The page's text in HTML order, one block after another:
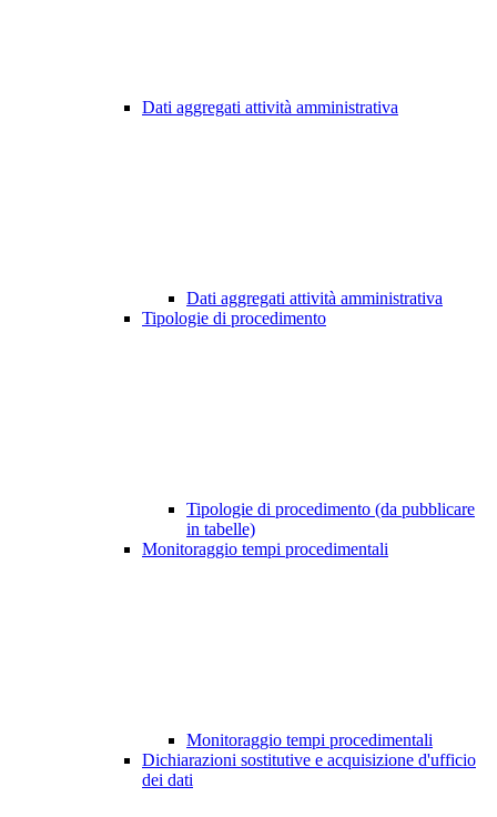
Dati aggregati attività amministrativa
Dati aggregati attività amministrativa
Tipologie di procedimento
Tipologie di procedimento (da pubblicare
in tabelle)
Monitoraggio tempi procedimentali
Monitoraggio tempi procedimentali
Dichiarazioni sostitutive e acquisizione d'ufficio
dei dati